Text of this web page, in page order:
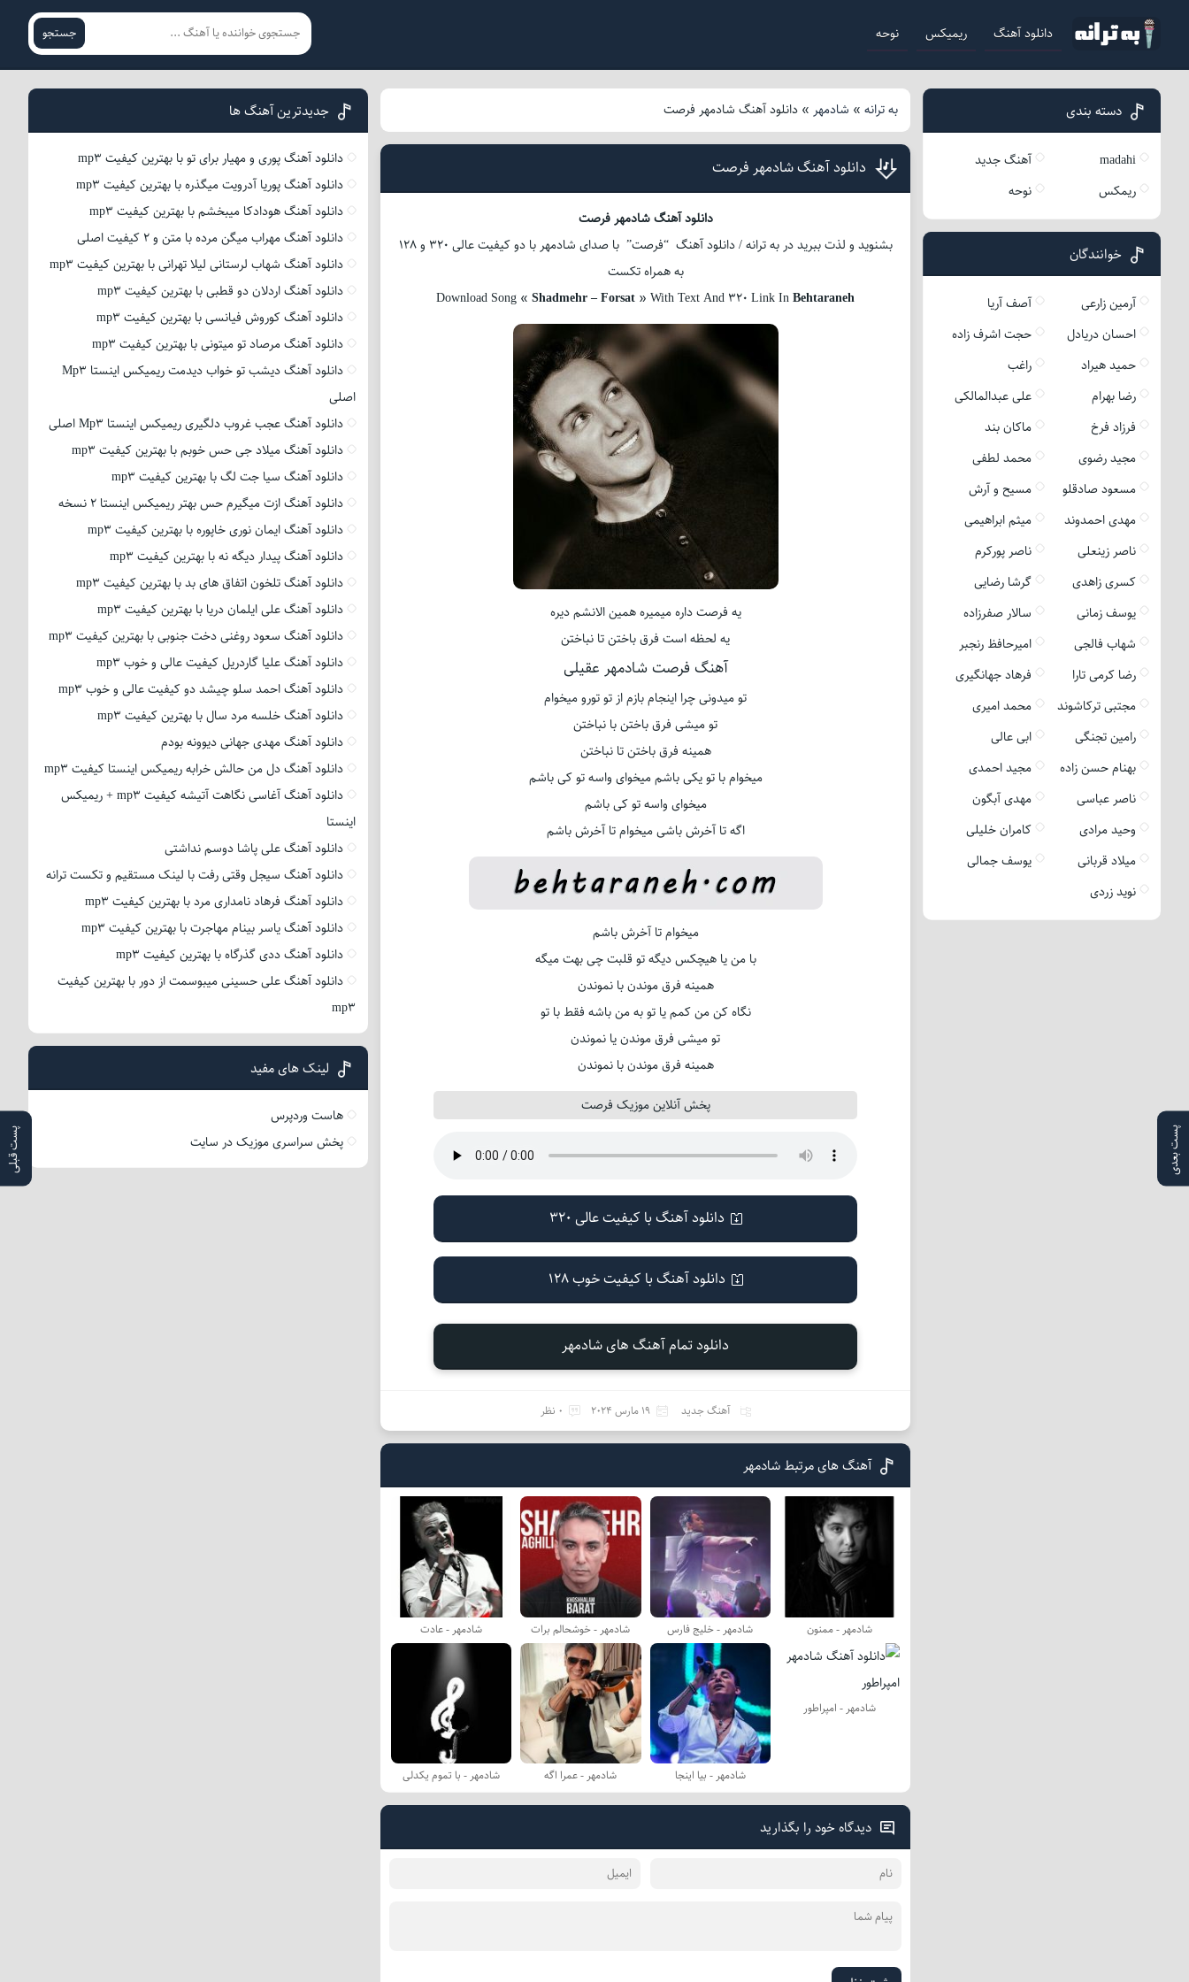
دانلود آهنگ ریمیکس نوحه جستجو
به ترانه» شادمهر» دانلود آهنگ شادمهر فرصت
پست بعدی پست قبلی
دانلود آهنگ شادمهر فرصت
دانلود آهنگ شادمهر فرصت
بشنوید و لذت ببرید در به ترانه / دانلود آهنگ “فرصت” با صدای شادمهر با دو کیفیت عالی 320 و 128
به همراه تکست
Download Song «Shadmehr – Forsat » With Text And 320 Link InBehtaraneh
یه فرصت داره میمیره همین الانشم دیره
یه لحظه است فرق باختن تا نباختن
آهنگ فرصت شادمهر عقیلی
تو میدونی چرا اینجام بازم از تو تورو میخوام
تو میشی فرق باختن با نباختن
همینه فرق باختن تا نباختن
میخوام با تو یکی باشم میخوای واسه تو کی باشم
میخوای واسه تو کی باشم
اگه تا آخرش باشی میخوام تا آخرش باشم
میخوام تا آخرش باشم
با من یا هیچکس دیگه تو قلبت چی بهت میگه
همینه فرق موندن با نموندن
نگاه کن من کمم یا تو به من باشه فقط با تو
تو میشی فرق موندن یا نموندن
همینه فرق موندن با نموندن
پخش آنلاین موزیک فرصت
دانلود آهنگ با کیفیت عالی 320
دانلود آهنگ با کیفیت خوب 128
دانلود تمام آهنگ های شادمهر
آهنگ جدید 19 مارس 2024 0 نظر
آهنگ های مرتبط شادمهر
شادمهر - ممنون شادمهر - خلیج فارس شادمهر - خوشحالم برات شادمهر - عادت
شادمهر - امپراطور
شادمهر - بیا اینجا شادمهر - عمرا اگه شادمهر - با تموم یكدلی
دیدگاه خود را بگذارید
دسته بندی
madahi
آهنگ جدید
ریمکس
نوحه
خوانندگان
آرمین زارعی
آصف آریا
احسان دریادل
حجت اشرف زاده
حمید هیراد
راغب
رضا بهرام
علی عبدالمالکی
فرزاد فرخ
ماکان بند
مجید رضوی
محمد لطفی
مسعود صادقلو
مسیح و آرش
مهدی احمدوند
میثم ابراهیمی
ناصر زینعلی
ناصر پورکرم
کسری زاهدی
گرشا رضایی
یوسف زمانی
سالار صفرزاده
شهاب فالجی
امیرحافظ رنجبر
رضا کرمی تارا
فرهاد جهانگیری
مجتبی ترکاشوند
محمد امیری
رامین تجنگی
ابی عالی
بهنام حسن زاده
مجید احمدی
ناصر عباسی
مهدی آبگون
وحید مرادی
کامران خلیلی
میلاد قربانی
یوسف جمالی
نوید زردی
جدیدترین آهنگ ها
دانلود آهنگ پوری و مهیار برای تو با بهترین کیفیت mp3
دانلود آهنگ پوریا آدرویت میگذره با بهترین کیفیت mp3
دانلود آهنگ هودادکا میبخشم با بهترین کیفیت mp3
دانلود آهنگ مهراب میگن مرده با متن و 2 کیفیت اصلی
دانلود آهنگ شهاب لرستانی لیلا تهرانی با بهترین کیفیت mp3
دانلود آهنگ اردلان دو قطبی با بهترین کیفیت mp3
دانلود آهنگ کوروش فیانسی با بهترین کیفیت mp3
دانلود آهنگ مرصاد تو میتونی با بهترین کیفیت mp3
دانلود آهنگ دیشب تو خواب دیدمت ریمیکس اینستا Mp3
اصلی
دانلود آهنگ عجب غروب دلگیری ریمیکس اینستا Mp3 اصلی
دانلود آهنگ میلاد جی حس خوبم با بهترین کیفیت mp3
دانلود آهنگ سیا جت لگ با بهترین کیفیت mp3
دانلود آهنگ ازت میگیرم حس بهتر ریمیکس اینستا 2 نسخه
دانلود آهنگ ایمان نوری خاپوره با بهترین کیفیت mp3
دانلود آهنگ پیدار دیگه نه با بهترین کیفیت mp3
دانلود آهنگ تلخون اتفاق های بد با بهترین کیفیت mp3
دانلود آهنگ علی ایلمان دریا با بهترین کیفیت mp3
دانلود آهنگ سعود روغنی دخت جنوبی با بهترین کیفیت mp3
دانلود آهنگ علیا گاردریل کیفیت عالی و خوب mp3
دانلود آهنگ احمد سلو چیشد دو کیفیت عالی و خوب mp3
دانلود آهنگ خلسه مرد سال با بهترین کیفیت mp3
دانلود آهنگ مهدی جهانی دیوونه بودم
دانلود آهنگ دل من حالش خرابه ریمیکس اینستا کیفیت mp3
دانلود آهنگ آغاسی نگاهت آتیشه کیفیت mp3 + ریمیکس
اینستا
دانلود آهنگ علی پاشا دوسم نداشتی
دانلود آهنگ سیجل وقتی رفت با لینک مستقیم و تکست ترانه
دانلود آهنگ فرهاد نامداری مرد با بهترین کیفیت mp3
دانلود آهنگ یاسر بینام مهاجرت با بهترین کیفیت mp3
دانلود آهنگ ددی گذرگاه با بهترین کیفیت mp3
دانلود آهنگ علی حسینی میبوسمت از دور با بهترین کیفیت
mp3
لینک های مفید
هاست وردپرس
پخش سراسری موزیک در سایت